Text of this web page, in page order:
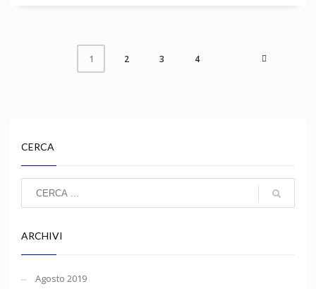
1 2 3 4
CERCA
ARCHIVI
Agosto 2019